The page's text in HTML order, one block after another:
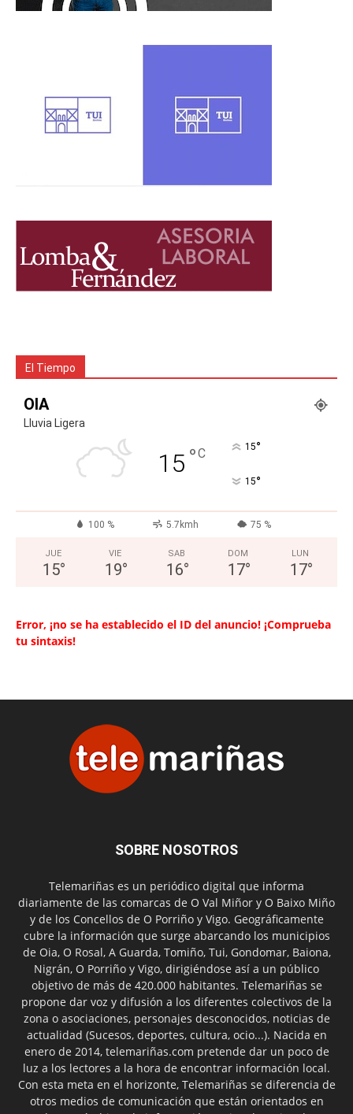
El Tiempo
OIA
Lluvia Ligera
15 °C 15°
15°
100 % 5.7kmh 75 %
JUE
15°
VIE
19°
SAB
16°
DOM
17°
LUN
17°
Error, ¡no se ha establecido el ID del anuncio! ¡Comprueba
tu sintaxis!
SOBRE NOSOTROS
Telemariñas es un periódico digital que informa
diariamente de las comarcas de O Val Miñor y O Baixo Miño
y de los Concellos de O Porriño y Vigo. Geográficamente
cubre la información que surge abarcando los municipios
de Oia, O Rosal, A Guarda, Tomiño, Tui, Gondomar, Baiona,
Nigrán, O Porriño y Vigo, dirigiéndose así a un público
objetivo de más de 420.000 habitantes. Telemariñas se
propone dar voz y difusión a los diferentes colectivos de la
zona o asociaciones, personajes desconocidos, noticias de
actualidad (Sucesos, deportes, cultura, ocio...). Nacida en
enero de 2014, telemariñas.com pretende dar un poco de
luz a los lectores a la hora de encontrar información local.
Con esta meta en el horizonte, Telemariñas se diferencia de
otros medios de comunicación que están orientados en